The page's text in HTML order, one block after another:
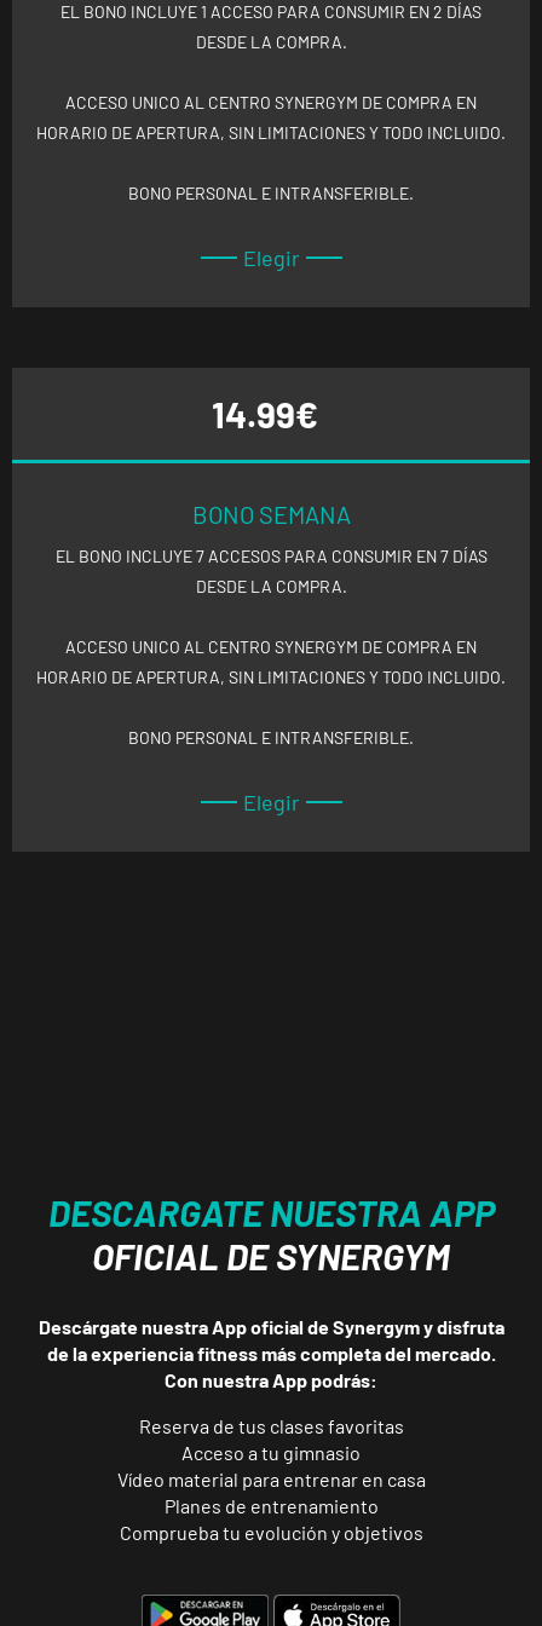
EL BONO INCLUYE 1 ACCESO PARA CONSUMIR EN 2 DÍAS
DESDE LA COMPRA.
ACCESO UNICO AL CENTRO SYNERGYM DE COMPRA EN
HORARIO DE APERTURA, SIN LIMITACIONES Y TODO INCLUIDO.
BONO PERSONAL E INTRANSFERIBLE.
Elegir
14.99€
BONO SEMANA
EL BONO INCLUYE 7 ACCESOS PARA CONSUMIR EN 7 DÍAS
DESDE LA COMPRA.
ACCESO UNICO AL CENTRO SYNERGYM DE COMPRA EN
HORARIO DE APERTURA, SIN LIMITACIONES Y TODO INCLUIDO.
BONO PERSONAL E INTRANSFERIBLE.
Elegir
DESCARGATE NUESTRA APP
OFICIAL DE SYNERGYM
Descárgate nuestra App oficial de Synergym y disfruta
de la experiencia fitness más completa del mercado.
Con nuestra App podrás:
Reserva de tus clases favoritas
Acceso a tu gimnasio
Vídeo material para entrenar en casa
Planes de entrenamiento
Comprueba tu evolución y objetivos